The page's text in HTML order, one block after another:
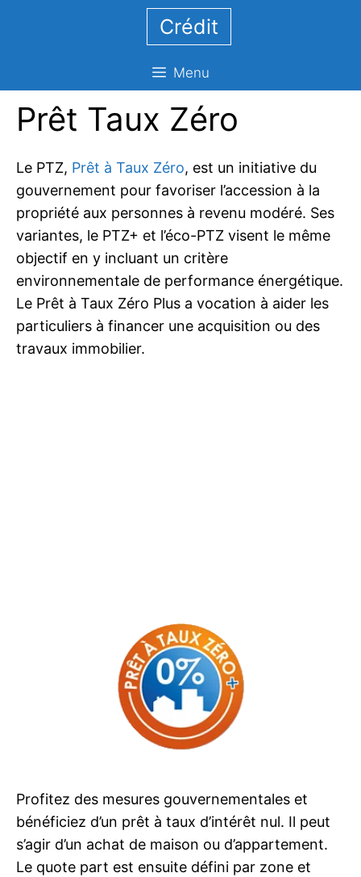
Crédit
Menu
Prêt Taux Zéro
Le PTZ, Prêt à Taux Zéro, est un initiative du
gouvernement pour favoriser l’accession à la
propriété aux personnes à revenu modéré. Ses
variantes, le PTZ+ et l’éco-PTZ visent le même
objectif en y incluant un critère
environnementale de performance énergétique.
Le Prêt à Taux Zéro Plus a vocation à aider les
particuliers à financer une acquisition ou des
travaux immobilier.
Profitez des mesures gouvernementales et
bénéficiez d’un prêt à taux d’intérêt nul. Il peut
s’agir d’un achat de maison ou d’appartement.
Le quote part est ensuite défini par zone et